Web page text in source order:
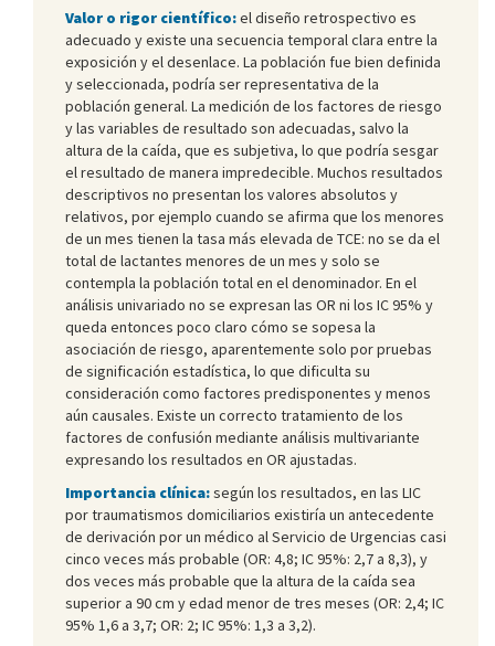
Valor o rigor científico:el diseño retrospectivo es
adecuado y existe una secuencia temporal clara entre la
exposición y el desenlace. La población fue bien definida
y seleccionada, podría ser representativa de la
población general. La medición de los factores de riesgo
y las variables de resultado son adecuadas, salvo la
altura de la caída, que es subjetiva, lo que podría sesgar
el resultado de manera impredecible. Muchos resultados
descriptivos no presentan los valores absolutos y
relativos, por ejemplo cuando se afirma que los menores
de un mes tienen la tasa más elevada de TCE: no se da el
total de lactantes menores de un mes y solo se
contempla la población total en el denominador. En el
análisis univariado no se expresan las OR ni los IC 95% y
queda entonces poco claro cómo se sopesa la
asociación de riesgo, aparentemente solo por pruebas
de significación estadística, lo que dificulta su
consideración como factores predisponentes y menos
aún causales. Existe un correcto tratamiento de los
factores de confusión mediante análisis multivariante
expresando los resultados en OR ajustadas.
Importancia clínica:según los resultados, en las LIC
por traumatismos domiciliarios existiría un antecedente
de derivación por un médico al Servicio de Urgencias casi
cinco veces más probable (OR: 4,8; IC 95%: 2,7 a 8,3), y
dos veces más probable que la altura de la caída sea
superior a 90 cm y edad menor de tres meses (OR: 2,4; IC
95% 1,6 a 3,7; OR: 2; IC 95%: 1,3 a 3,2).